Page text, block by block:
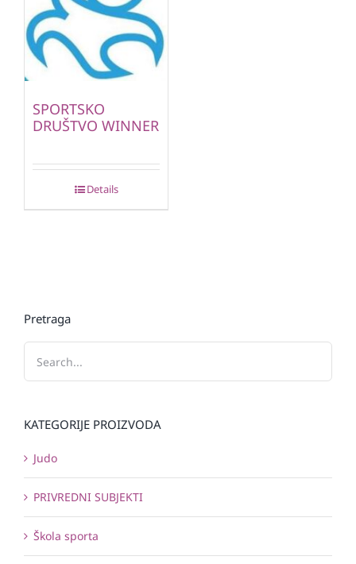
SPORTSKO
DRUŠTVO WINNER
Details
Pretraga
KATEGORIJE PROIZVODA
Judo
PRIVREDNI SUBJEKTI
Škola sporta